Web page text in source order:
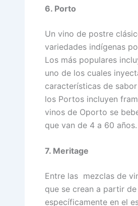
6. Porto
Un vino de postre
variedades indígenas
Los más populares
uno de los cuales
características de
los Portos incluyen
vinos de Oporto se
que van de 4 a 60 años.
7. Meritage
Entre las mezclas de
que se crean a partir
específicamente en el